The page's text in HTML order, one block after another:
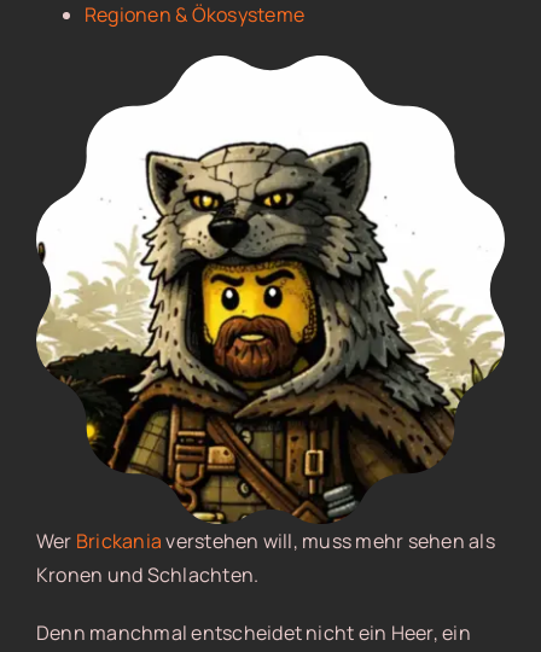
Regionen & Ökosysteme
Wer Brickaniaverstehen will, muss mehr sehen als
Kronen und Schlachten.
Denn manchmal entscheidet nicht ein Heer, ein